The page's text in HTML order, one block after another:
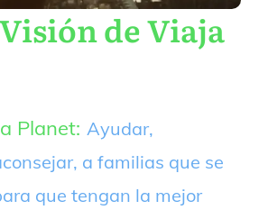
de Viaja
Planet: Ayudar,
a familias que se
que tengan la mejor